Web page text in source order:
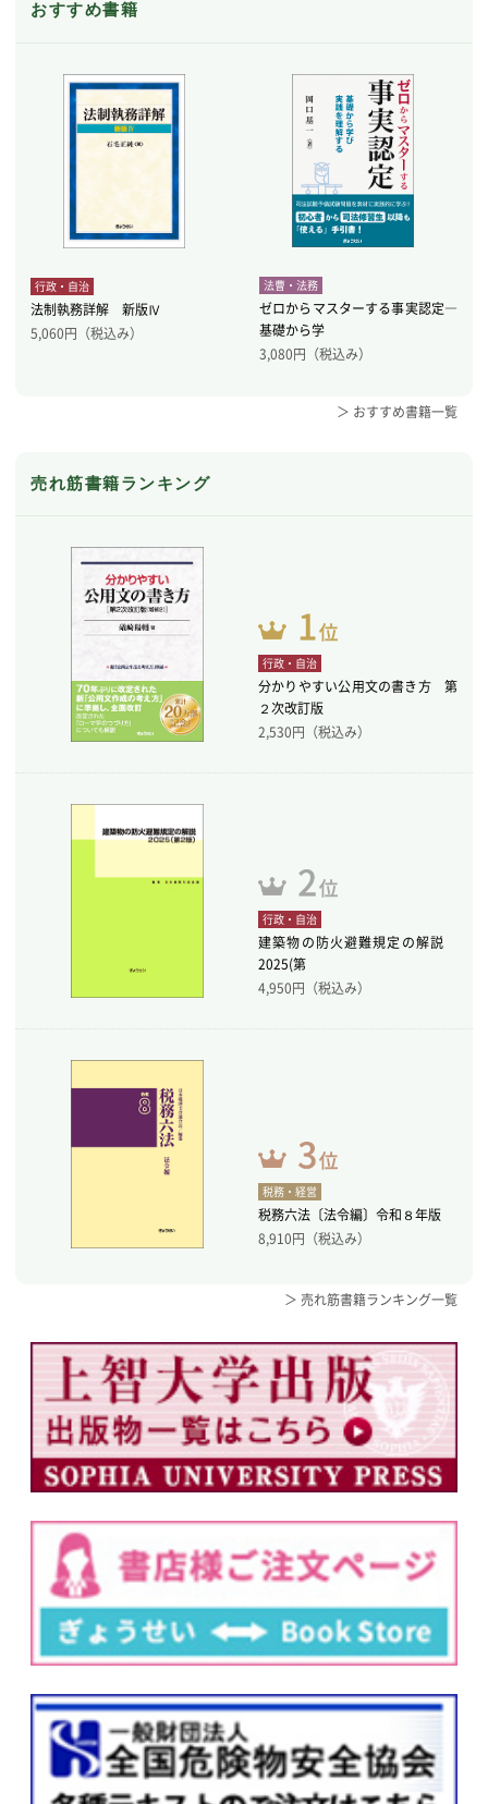
おすすめ書籍
行政・自治
法制執務詳解 新版Ⅳ
5,060円（税込み）
法曹・法務
ゼロからマスターする事実認定―
基礎から学
3,080円（税込み）
＞ おすすめ書籍一覧
売れ筋書籍ランキング
行政・自治
分かりやすい公用文の書き方 第
２次改訂版
2,530円（税込み）
行政・自治
建築物の防火避難規定の解説
2025(第
4,950円（税込み）
税務・経営
税務六法〔法令編〕令和８年版
8,910円（税込み）
＞ 売れ筋書籍ランキング一覧